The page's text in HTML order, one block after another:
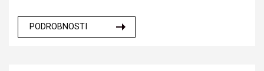
PODROBNOSTI